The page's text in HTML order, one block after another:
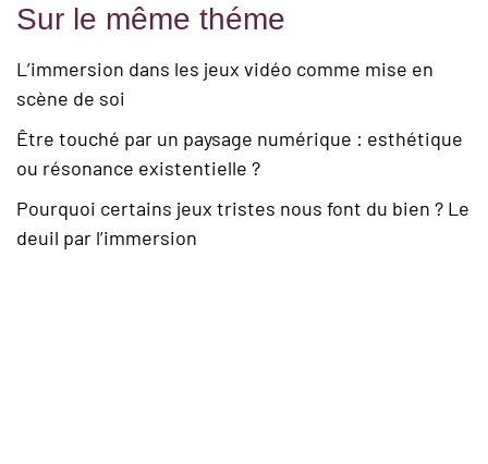
Sur le même théme
L’immersion dans les jeux vidéo comme mise en
scène de soi
Être touché par un paysage numérique : esthétique
ou résonance existentielle ?
Pourquoi certains jeux tristes nous font du bien ? Le
deuil par l’immersion